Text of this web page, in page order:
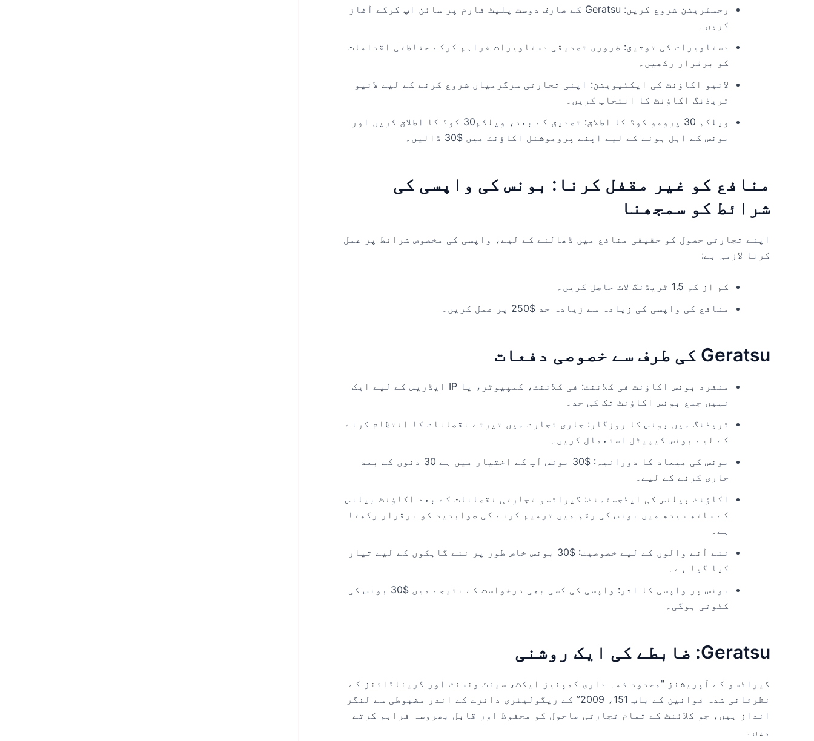
رجسٹریشن شروع کریں: Geratsu کے صارف دوست پلیٹ فارم پر سائن اپ کرکے آغاز
کریں۔
دستاویزات کی توثیق: ضروری تصدیقی دستاویزات فراہم کرکے حفاظتی اقدامات
کو برقرار رکھیں۔
لائیو اکاؤنٹ کی ایکٹیویشن: اپنی تجارتی سرگرمیاں شروع کرنے کے لیے لائیو
ٹریڈنگ اکاؤنٹ کا انتخاب کریں۔
ویلکم 30 پرومو کوڈ کا اطلاق: تصدیق کے بعد، ویلکم30 کوڈ کا اطلاق کریں اور
بونس کے اہل ہونے کے لیے اپنے پروموشنل اکاؤنٹ میں $30 ڈالیں۔
منافع کو غیر مقفل کرنا: بونس کی واپسی کی
شرائط کو سمجھنا
اپنے تجارتی حصول کو حقیقی منافع میں ڈھالنے کے لیے، واپسی کی مخصوص شرائط پر عمل
کرنا لازمی ہے:
کم از کم 1.5 ٹریڈنگ لاٹ حاصل کریں۔
منافع کی واپسی کی زیادہ سے زیادہ حد $250 پر عمل کریں۔
Geratsu کی طرف سے خصوصی دفعات
منفرد بونس اکاؤنٹ فی کلائنٹ: فی کلائنٹ، کمپیوٹر، یا IP ایڈریس کے لیے ایک
نہیں جمع بونس اکاؤنٹ تک کی حد۔
ٹریڈنگ میں بونس کا روزگار: جاری تجارت میں تیرتے نقصانات کا انتظام کرنے
کے لیے بونس کیپیٹل استعمال کریں۔
بونس کی میعاد کا دورانیہ: $30 بونس آپ کے اختیار میں ہے 30 دنوں کے بعد
جاری کرنے کے لیے۔
اکاؤنٹ بیلنس کی ایڈجسٹمنٹ: گیراٹسو تجارتی نقصانات کے بعد اکاؤنٹ بیلنس
کے ساتھ سیدھ میں بونس کی رقم میں ترمیم کرنے کی صوابدید کو برقرار رکھتا
ہے۔
نئے آنے والوں کے لیے خصوصیت: $30 بونس خاص طور پر نئے گاہکوں کے لیے تیار
کیا گیا ہے۔
بونس پر واپسی کا اثر: واپسی کی کسی بھی درخواست کے نتیجے میں $30 بونس کی
کٹوتی ہوگی۔
Geratsu: ضابطے کی ایک روشنی
گیراٹسو کے آپریشنز "محدود ذمہ داری کمپنیز ایکٹ، سینٹ ونسنٹ اور گریناڈائنز کے
نظرثانی شدہ قوانین کے باب 151، 2009” کے ریگولیٹری دائرے کے اندر مضبوطی سے لنگر
انداز ہیں، جو کلائنٹ کے تمام تجارتی ماحول کو محفوظ اور قابل بھروسہ فراہم کرتے
ہیں۔